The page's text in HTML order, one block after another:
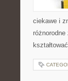
ciekawe i